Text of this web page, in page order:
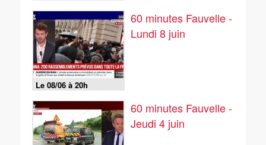
Le 08/06 à 20h
60 minutes Fauvelle -
Lundi 8 juin
60 minutes Fauvelle -
Jeudi 4 juin